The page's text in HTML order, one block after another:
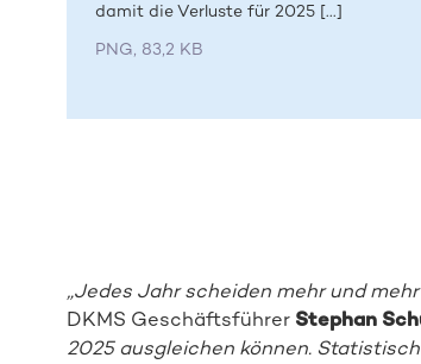
damit die Verluste für 2025 [...]
PNG, 83,2 KB
„Jedes Jahr scheiden mehr und
DKMS Geschäftsführer Stephan
2025 ausgleichen können.